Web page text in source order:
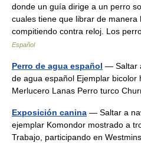
donde un guía dirige a un perro
cuales tiene que librar de manera
compitiendo contra reloj. Los
Español
Perro de agua español — Saltar
de agua español Ejemplar
Merlucero Lanas Perro turco
Exposición canina — Saltar a
ejemplar Komondor mostrado a
Trabajo, participando en